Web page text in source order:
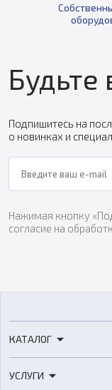
Будьте
Подпишитесь на
о новинках и
Нажимая кнопку
согласие на
КАТАЛОГ
3D-сканеры
УСЛУГИ